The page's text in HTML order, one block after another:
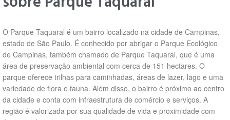
O Parque Taquaral é um bairro localizado na cidade de Campinas,
estado de São Paulo. É conhecido por abrigar o Parque Ecológico
de Campinas, também chamado de Parque Taquaral, que é uma
área de preservação ambiental com cerca de 151 hectares. O
parque oferece trilhas para caminhadas, áreas de lazer, lago e uma
variedade de flora e fauna. Além disso, o bairro é próximo ao centro
da cidade e conta com infraestrutura de comércio e serviços. A
região é valorizada por sua qualidade de vida e proximidade com